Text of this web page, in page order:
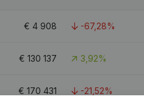
€ 4 908 -67,28%
€ 130 137 3,92%
€ 170 431 -21,52%